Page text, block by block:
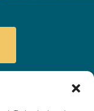
ein Verein